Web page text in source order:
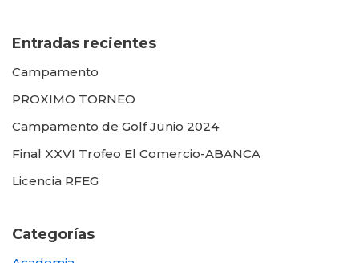
Entradas recientes
Campamento
PROXIMO TORNEO
Campamento de Golf Junio 2024
Final XXVI Trofeo El Comercio-ABANCA
Licencia RFEG
Categorías